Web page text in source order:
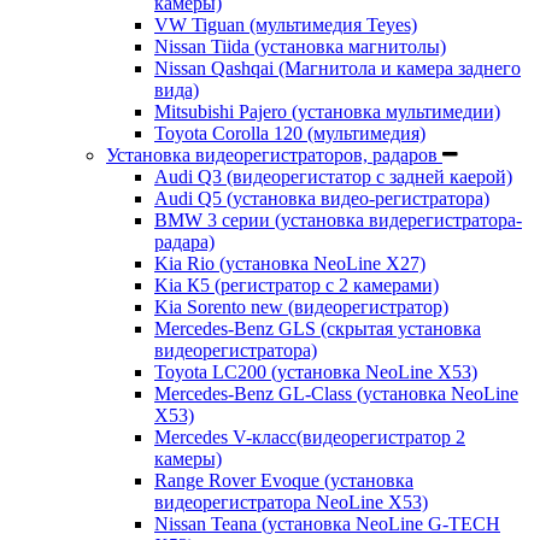
VW Tiguan (мультимедия Teyes)
Nissan Tiida (установка магнитолы)
Nissan Qashqai (Магнитола и камера заднего
вида)
Mitsubishi Pajero (установка мультимедии)
Toyota Corolla 120 (мультимедия)
Установка видеорегистраторов, радаров
Audi Q3 (видеорегистатор с задней каерой)
Audi Q5 (установка видео-регистратора)
BMW 3 серии (установка видерегистратора-
радара)
Kia Rio (установка NeoLine X27)
Kia К5 (регистратор с 2 камерами)
Kia Sorento new (видеорегистратор)
Mercedes-Benz GLS (скрытая установка
видеорегистратора)
Toyota LC200 (установка NeoLine X53)
Mercedes-Benz GL-Class (установка NeoLine
X53)
Mercedes V-класс(видеорегистратор 2
камеры)
Range Rover Evoque (установка
видеорегистратора NeoLine X53)
Nissan Teana (установка NeoLine G-TECH